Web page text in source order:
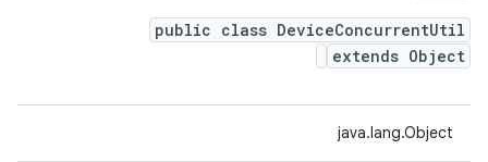
public class DeviceConcurrentUtil
extends Object
java.lang.Object